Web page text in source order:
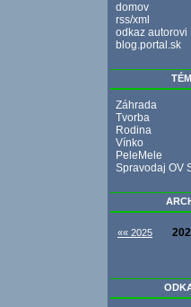
domov
rss/xml
odkaz autorovi
blog.portal.sk
Záhrada
Tvorba
Rodina
Vínko
PeleMele
Spravodaj OV
«« 2025